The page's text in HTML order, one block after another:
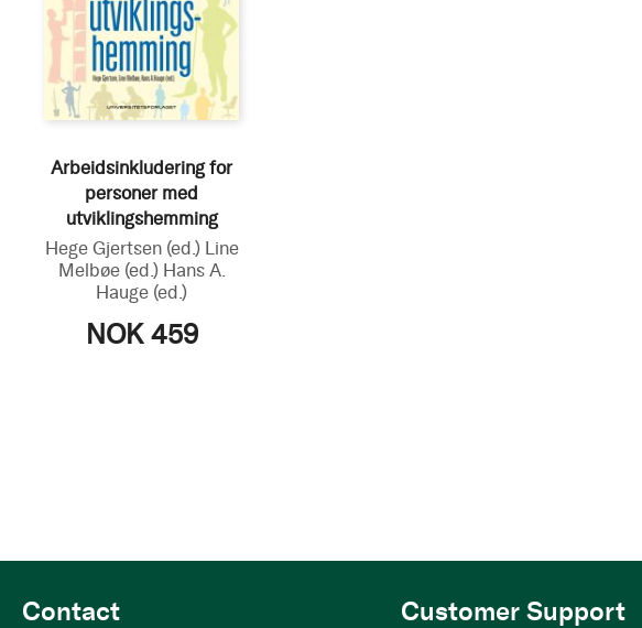
Arbeidsinkludering for
personer med
utviklingshemming
Hege Gjertsen (ed.) Line
Melbøe (ed.) Hans A.
Hauge (ed.)
NOK 459
Contact Customer Support